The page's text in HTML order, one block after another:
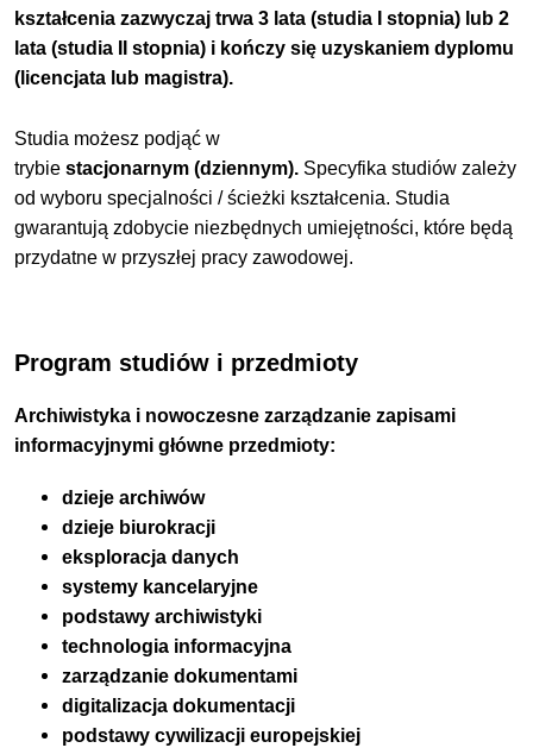
kształcenia zazwyczajtrwa 3 lata (studia I stopnia) lub 2
lata (studia II stopnia) i kończy się uzyskaniem dyplomu
(licencjata lub magistra).
Studia możesz podjąć w
trybiestacjonarnym (dziennym). Specyfika studiów zależy
od wyboru specjalności / ścieżki kształcenia. Studia
gwarantują zdobycie niezbędnych umiejętności, które będą
przydatne w przyszłej pracy zawodowej.
Program studiów i przedmioty
Archiwistyka i nowoczesne zarządzanie zapisami
informacyjnymi główne przedmioty:
dzieje archiwów
dzieje biurokracji
eksploracja danych
systemy kancelaryjne
podstawy archiwistyki
technologia informacyjna
zarządzanie dokumentami
digitalizacja dokumentacji
podstawy cywilizacji europejskiej